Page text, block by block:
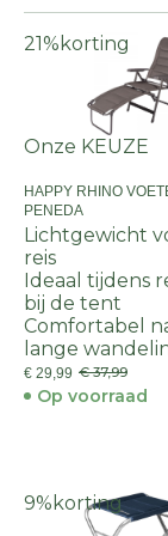
21% korting
Onze KEUZE
HAPPY RHINO
PENEDA
Lichtgewicht
reis
Ideaal tijdens
bij de tent
Comfortabel
lange
€ 29,99 € 37,99
Op voorraad
9% korting